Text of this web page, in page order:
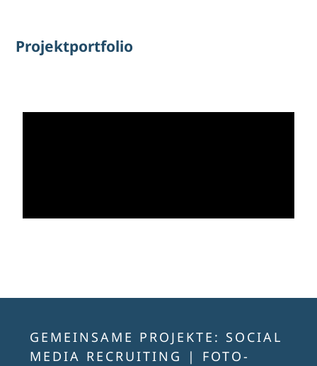
Projektportfolio
GEMEINSAME PROJEKTE: SOCIAL
MEDIA RECRUITING | FOTO-